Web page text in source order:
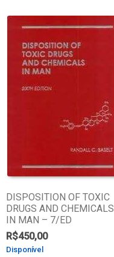
DISPOSITION OF TOXIC
DRUGS AND CHEMICALS
IN MAN – 7/ED
R$450,00
Disponível